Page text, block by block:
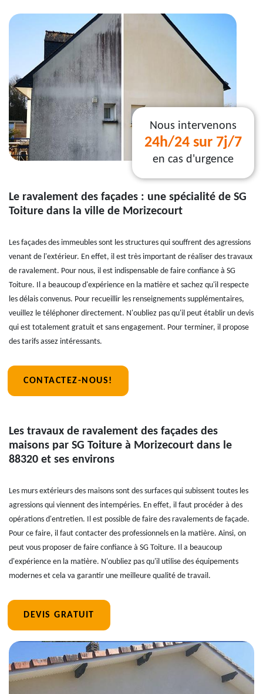
Nous intervenons
24h/24 sur 7j/7
en cas d'urgence
Le ravalement des façades : une spécialité de SG
Toiture dans la ville de Morizecourt
Les façades des immeubles sont les structures qui souffrent des agressions
venant de l'extérieur. En effet, il est très important de réaliser des travaux
de ravalement. Pour nous, il est indispensable de faire confiance à SG
Toiture. Il a beaucoup d'expérience en la matière et sachez qu'il respecte
les délais convenus. Pour recueillir les renseignements supplémentaires,
veuillez le téléphoner directement. N'oubliez pas qu'il peut établir un devis
qui est totalement gratuit et sans engagement. Pour terminer, il propose
des tarifs assez intéressants.
CONTACTEZ-NOUS!
Les travaux de ravalement des façades des
maisons par SG Toiture à Morizecourt dans le
88320 et ses environs
Les murs extérieurs des maisons sont des surfaces qui subissent toutes les
agressions qui viennent des intempéries. En effet, il faut procéder à des
opérations d'entretien. Il est possible de faire des ravalements de façade.
Pour ce faire, il faut contacter des professionnels en la matière. Ainsi, on
peut vous proposer de faire confiance à SG Toiture. Il a beaucoup
d'expérience en la matière. N'oubliez pas qu'il utilise des équipements
modernes et cela va garantir une meilleure qualité de travail.
DEVIS GRATUIT